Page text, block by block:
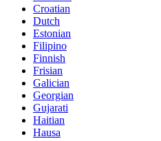
Croatian
Dutch
Estonian
Filipino
Finnish
Frisian
Galician
Georgian
Gujarati
Haitian
Hausa